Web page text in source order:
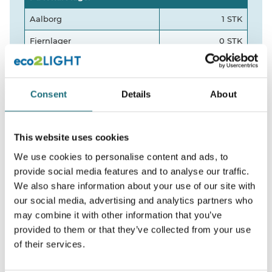
Consent Details About
This website uses cookies
We use cookies to personalise content and ads, to
provide social media features and to analyse our traffic.
We also share information about your use of our site with
our social media, advertising and analytics partners who
may combine it with other information that you’ve
provided to them or that they’ve collected from your use
of their services.
Aalborg 1 STK
Fjernlager 0 STK
Volt 24
Produktbeskrivelse
Single Output Strømforsyning, til brug på
industrielle automatiserings maskiner,
kontrolsystemer, mekanisk og elektrisk udstyr og
apparater, samt hårde hvidevarer.